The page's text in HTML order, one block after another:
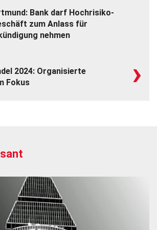
Bank darf Hochrisiko-
zum Anlass für
nehmen
2024: Organisierte
Fokus
›